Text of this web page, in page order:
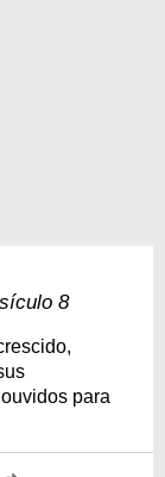
8
para